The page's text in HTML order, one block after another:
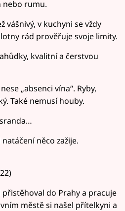
nebo rumu.
vášnivý, v kuchyni se vždy
rád prověřuje svoje limity.
kvalitní a čerstvou
„absenci vína“. Ryby,
Také nemusí houby.
něco zažije.
do Prahy a pracuje
městě si našel přítelkyni a